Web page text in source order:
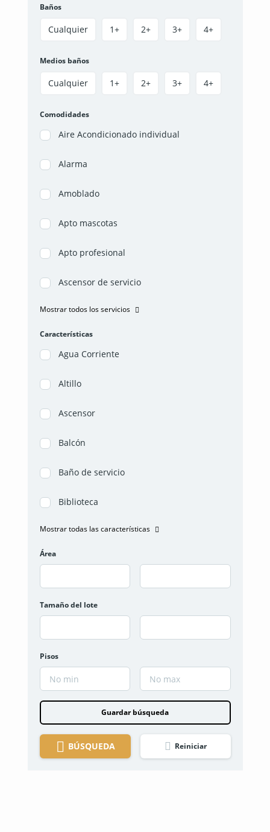
Baños
Cualquier 1+ 2+ 3+ 4+
Medios baños
Cualquier 1+ 2+ 3+ 4+
Comodidades
Aire Acondicionado individual
Alarma
Amoblado
Apto mascotas
Apto profesional
Ascensor de servicio
Mostrar todos los servicios
Características
Agua Corriente
Altillo
Ascensor
Balcón
Baño de servicio
Biblioteca
Mostrar todas las características
Área
Tamaño del lote
Pisos
Guardar búsqueda
BÚSQUEDA Reiniciar